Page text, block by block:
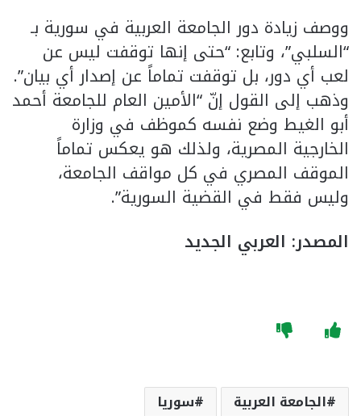
ووصف زيادة دور الجامعة العربية في سورية بـ
“السلبي”، وتابع: “حتى إنها توقفت ليس عن
لعب أي دور، بل توقفت تماماً عن إصدار أي بيان”.
وذهب إلى القول إنّ “الأمين العام للجامعة أحمد
أبو الغيط وضع نفسه كموظف في وزارة
الخارجية المصرية، ولذلك هو يعكس تماماً
الموقف المصري في كل مواقف الجامعة،
وليس فقط في القضية السورية”.
المصدر: العربي الجديد
الجامعة العربية سوريا